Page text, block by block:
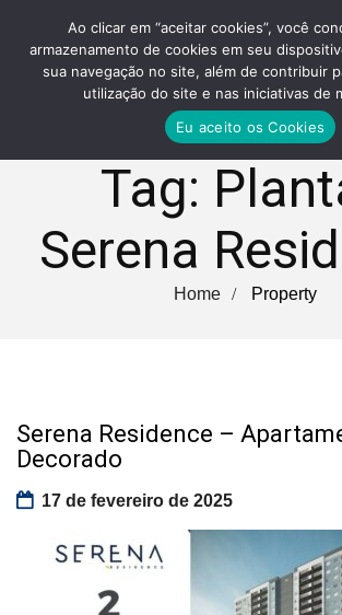
Tag:
Serena
Home Property
Serena Residence –
Decorado
17 de fevereiro de 2025
Ao clicar em “aceitar cookies”, você
armazenamento de cookies em seu
sua navegação no site, além de contribuir
utilização do site e nas iniciativas de
Eu aceito os Cookies